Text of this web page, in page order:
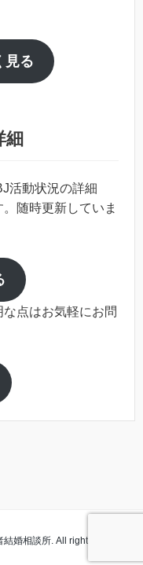
見る
細
活動状況の詳細
随時更新していま
点はお気軽にお問
婚相談所. All rights reserved.